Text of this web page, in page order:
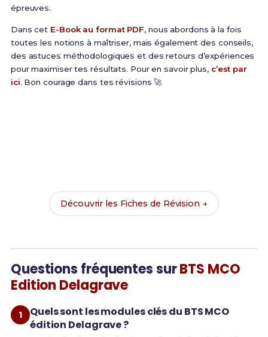
épreuves.
Dans cet E-Book au format PDF, nous abordons à la fois
toutes les notions à maîtriser, mais également des conseils,
des astuces méthodologiques et des retours d’expériences
pour maximiser tes résultats. Pour en savoir plus, c’est par
ici. Bon courage dans tes révisions 🚀
Découvrir les Fiches de Révision →
Questions fréquentes surBTS MCO
Edition Delagrave
Quels sont les modules clés du BTS MCO
édition Delagrave ?